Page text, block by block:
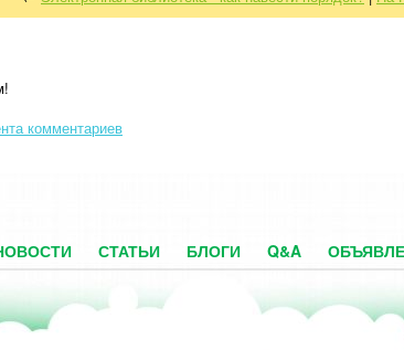
комментариев
СТАТЬИ БЛОГИ Q&A